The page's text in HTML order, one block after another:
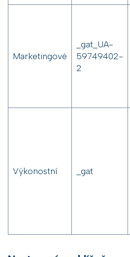
Marketingové
_gat_UA-
59749402-
2
Výkonostní _gat